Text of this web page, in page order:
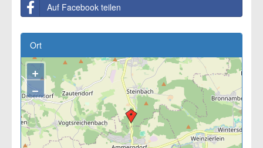
Auf Facebook teilen
Ort
+
−